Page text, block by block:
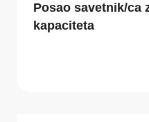
Posao savetnik/ca
kapaciteta